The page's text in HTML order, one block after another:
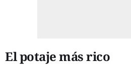
El potaje más rico